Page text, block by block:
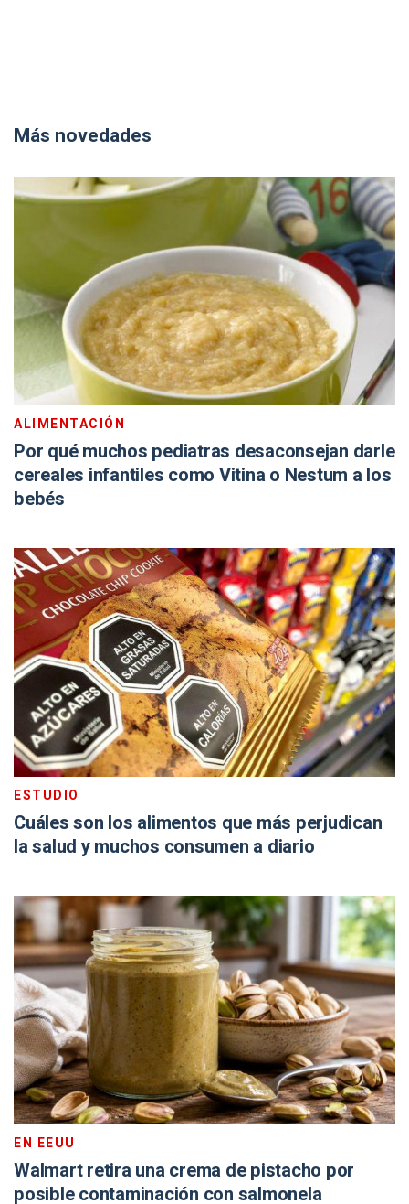
Más novedades
ALIMENTACIÓN
Por qué muchos pediatras desaconsejan darle
cereales infantiles como Vitina o Nestum a los
bebés
ESTUDIO
Cuáles son los alimentos que más perjudican
la salud y muchos consumen a diario
EN EEUU
Walmart retira una crema de pistacho por
posible contaminación con salmonela